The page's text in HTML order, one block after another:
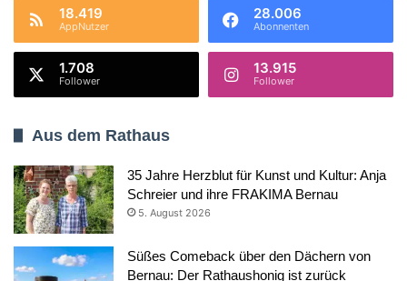
18.419
AppNutzer
28.006
Abonnenten
1.708
Follower
13.915
Follower
Aus dem Rathaus
35 Jahre Herzblut für Kunst und Kultur: Anja
Schreier und ihre FRAKIMA Bernau
5. August 2026
Süßes Comeback über den Dächern von
Bernau: Der Rathaushonig ist zurück